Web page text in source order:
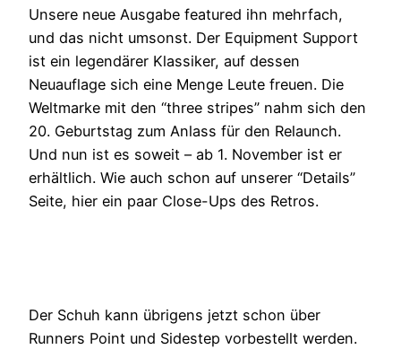
Unsere neue Ausgabe featured ihn mehrfach,
und das nicht umsonst. Der Equipment Support
ist ein legendärer Klassiker, auf dessen
Neuauflage sich eine Menge Leute freuen. Die
Weltmarke mit den “three stripes” nahm sich den
20. Geburtstag zum Anlass für den Relaunch.
Und nun ist es soweit – ab 1. November ist er
erhältlich. Wie auch schon auf unserer “Details”
Seite, hier ein paar Close-Ups des Retros.
Der Schuh kann übrigens jetzt schon über
Runners Point und Sidestep vorbestellt werden.